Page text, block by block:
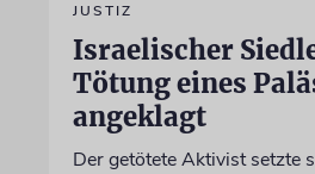
JUSTIZ
Israelischer
Tötung eines
angeklagt
Der getötete Aktivist setzte